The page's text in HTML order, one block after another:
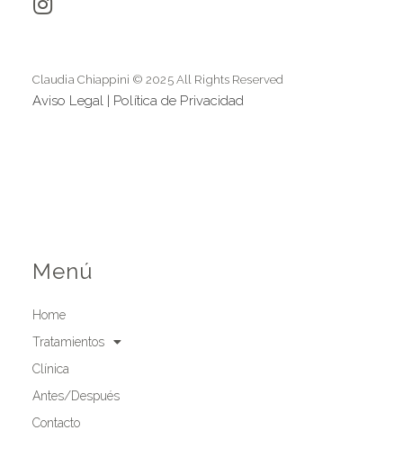
Claudia Chiappini © 2025 All Rights Reserved
Aviso Legal| Política de Privacidad
Menú
Home
Tratamientos
Clínica
Antes/Después
Contacto